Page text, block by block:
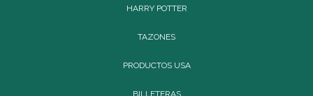
HARRY POTTER
TAZONES
PRODUCTOS USA
BILLETERAS